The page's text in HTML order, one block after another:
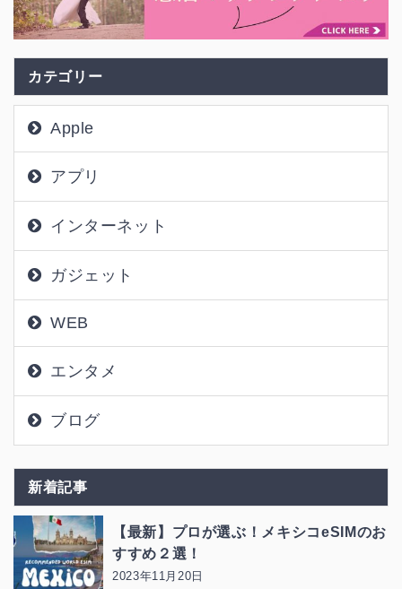
カテゴリー
Apple
アプリ
インターネット
ガジェット
WEB
エンタメ
ブログ
新着記事
【最新】プロが選ぶ！メキシコeSIMのお
すすめ２選！
2023年11月20日